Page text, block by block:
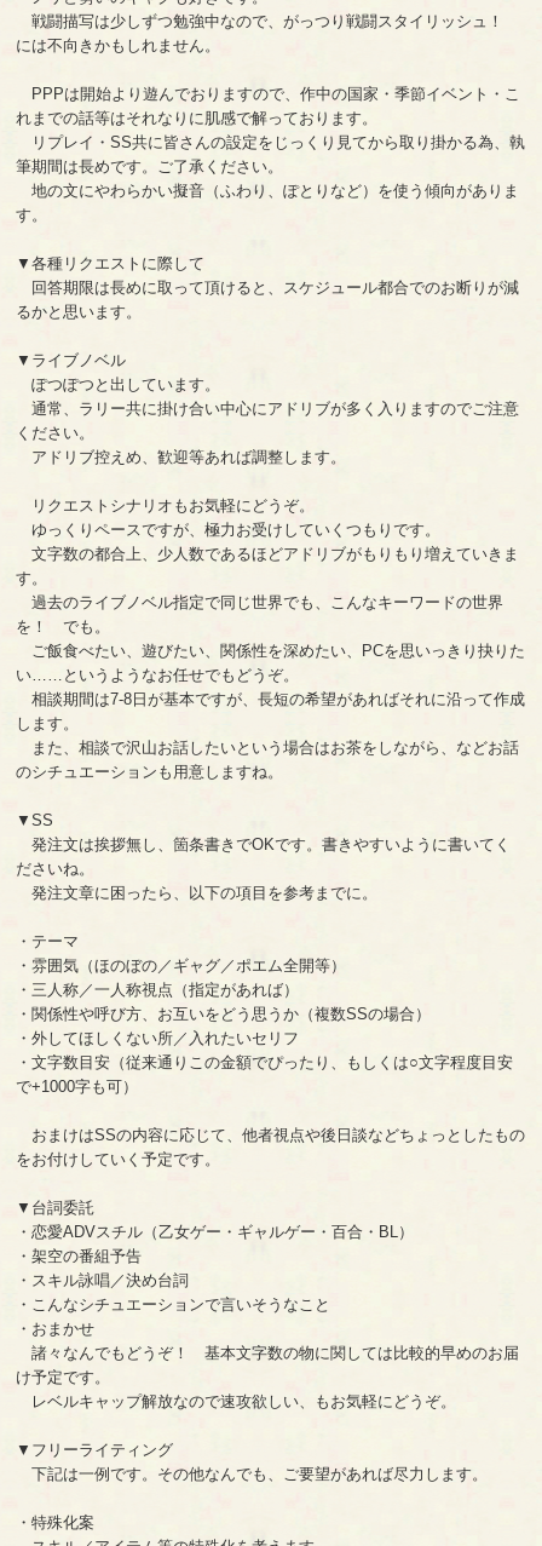
戦闘描写は少しずつ勉強中なので、がっつり戦闘スタイリッシュ！
には不向きかもしれません。
PPPは開始より遊んでおりますので、作中の国家・季節イベント・こ
れまでの話等はそれなりに肌感で解っております。
リプレイ・SS共に皆さんの設定をじっくり見てから取り掛かる為、執
筆期間は長めです。ご了承ください。
地の文にやわらかい擬音（ふわり、ぽとりなど）を使う傾向がありま
す。
▼各種リクエストに際して
回答期限は長めに取って頂けると、スケジュール都合でのお断りが減
るかと思います。
▼ライブノベル
ぽつぽつと出しています。
通常、ラリー共に掛け合い中心にアドリブが多く入りますのでご注意
ください。
アドリブ控えめ、歓迎等あれば調整します。
リクエストシナリオもお気軽にどうぞ。
ゆっくりペースですが、極力お受けしていくつもりです。
文字数の都合上、少人数であるほどアドリブがもりもり増えていきま
す。
過去のライブノベル指定で同じ世界でも、こんなキーワードの世界
を！ でも。
ご飯食べたい、遊びたい、関係性を深めたい、PCを思いっきり抉りた
い……というようなお任せでもどうぞ。
相談期間は7-8日が基本ですが、長短の希望があればそれに沿って作成
します。
また、相談で沢山お話したいという場合はお茶をしながら、などお話
のシチュエーションも用意しますね。
▼SS
発注文は挨拶無し、箇条書きでOKです。書きやすいように書いてく
ださいね。
発注文章に困ったら、以下の項目を参考までに。
・テーマ
・雰囲気（ほのぼの／ギャグ／ポエム全開等）
・三人称／一人称視点（指定があれば）
・関係性や呼び方、お互いをどう思うか（複数SSの場合）
・外してほしくない所／入れたいセリフ
・文字数目安（従来通りこの金額でぴったり、もしくは○文字程度目安
で+1000字も可）
おまけはSSの内容に応じて、他者視点や後日談などちょっとしたもの
をお付けしていく予定です。
▼台詞委託
・恋愛ADVスチル（乙女ゲー・ギャルゲー・百合・BL）
・架空の番組予告
・スキル詠唱／決め台詞
・こんなシチュエーションで言いそうなこと
・おまかせ
諸々なんでもどうぞ！ 基本文字数の物に関しては比較的早めのお届
け予定です。
レベルキャップ解放なので速攻欲しい、もお気軽にどうぞ。
▼フリーライティング
下記は一例です。その他なんでも、ご要望があれば尽力します。
・特殊化案